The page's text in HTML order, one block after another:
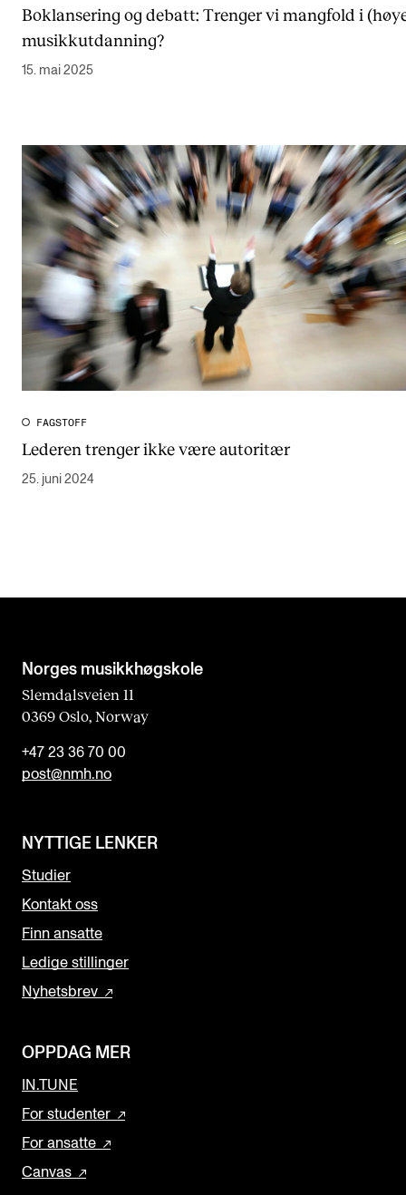
Boklansering og debatt: Trenger vi mangfold i
musikkutdanning?
15. mai 2025
FAGSTOFF
Lederen trenger ikke være autoritær
25. juni 2024
Norges musikk­høgskole
Slemdalsveien 11
0369 Oslo, Norway
+47 23 36 70 00
post@nmh.no
NYTTIGE LENKER
Studier
Kontakt oss
Finn ansatte
Ledige stillinger
Nyhetsbrev
OPPDAG MER
IN.TUNE
For studenter
For ansatte
Canvas